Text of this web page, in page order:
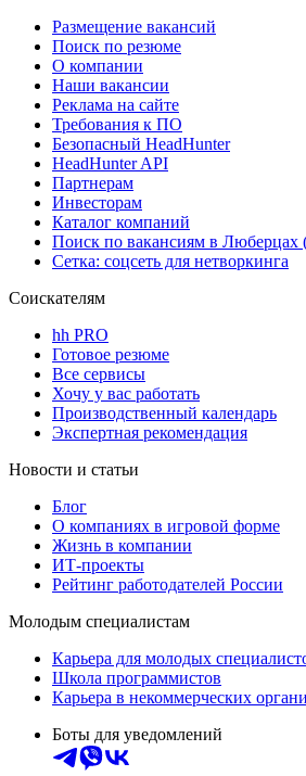
Размещение вакансий
Поиск по резюме
О компании
Наши вакансии
Реклама на сайте
Требования к ПО
Безопасный HeadHunter
HeadHunter API
Партнерам
Инвесторам
Каталог компаний
Поиск по вакансиям в Люберцах
Сетка: соцсеть для нетворкинга
Соискателям
hh PRO
Готовое резюме
Все сервисы
Хочу у вас работать
Производственный календарь
Экспертная рекомендация
Новости и статьи
Блог
О компаниях в игровой форме
Жизнь в компании
ИТ-проекты
Рейтинг работодателей России
Молодым специалистам
Карьера для молодых
Школа программистов
Карьера в некоммерческих
Боты для уведомлений